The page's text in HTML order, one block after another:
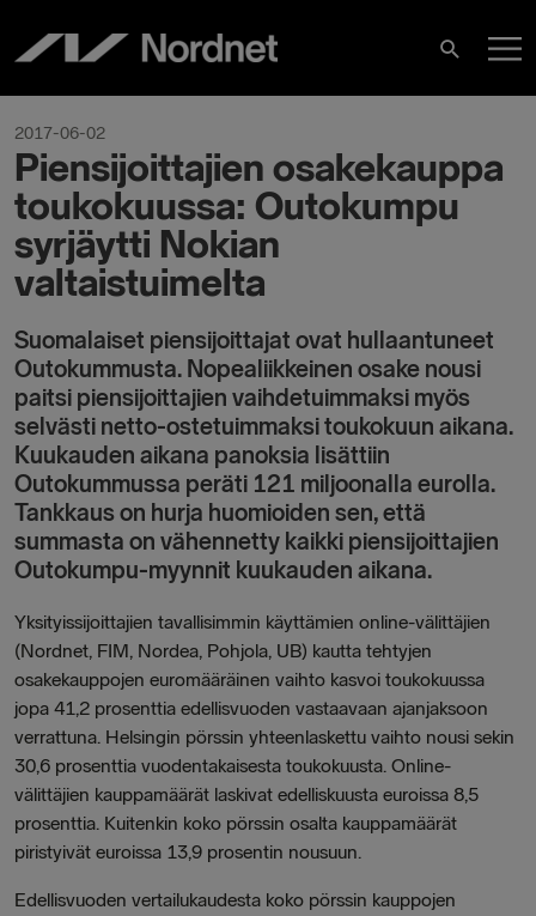
innehåll
Sök
2017-06-02
Piensijoittajien osakekauppa
toukokuussa: Outokumpu
syrjäytti Nokian
valtaistuimelta
Suomalaiset piensijoittajat ovat hullaantuneet
Outokummusta. Nopealiikkeinen osake nousi
paitsi piensijoittajien vaihdetuimmaksi myös
selvästi netto-ostetuimmaksi toukokuun aikana.
Kuukauden aikana panoksia lisättiin
Outokummussa peräti 121 miljoonalla eurolla.
Tankkaus on hurja huomioiden sen, että
summasta on vähennetty kaikki piensijoittajien
Outokumpu-myynnit kuukauden aikana.
Yksityissijoittajien tavallisimmin käyttämien online-välittäjien
(Nordnet, FIM, Nordea, Pohjola, UB) kautta tehtyjen
osakekauppojen euromääräinen vaihto kasvoi toukokuussa
jopa 41,2 prosenttia edellisvuoden vastaavaan ajanjaksoon
verrattuna. Helsingin pörssin yhteenlaskettu vaihto nousi sekin
30,6 prosenttia vuodentakaisesta toukokuusta. Online-
välittäjien kauppamäärät laskivat edelliskuusta euroissa 8,5
prosenttia. Kuitenkin koko pörssin osalta kauppamäärät
piristyivät euroissa 13,9 prosentin nousuun.
Edellisvuoden vertailukaudesta koko pörssin kauppojen